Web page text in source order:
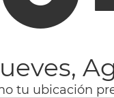
tu ubicación